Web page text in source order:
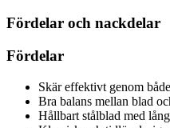
Fördelar och nackdelar
Fördelar
Skär effektivt genom
Bra balans mellan blad
Hållbart stålblad med